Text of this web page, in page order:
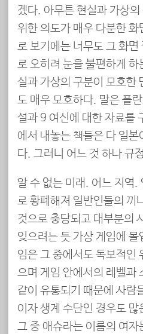
겠다. 아무튼 현실과 가상의
위한 의도가 매우 다분한
로 보기에는 너무도 그 화면
로 오히려 눈을 불편하게
실과 가상의 구분이 모호한
도 매우 모호하다. 말은 폴
설과 9 여신에 대한 자료를
에서 내놓는 책들은 다 일
다. 그러니 어느 것 하나 규
알 수 없는 미래. 어느 지역.
로 황폐해져 일반인들의 끼
것으로 충당되고 대부분의
잊으려는 듯 가상 게임에 몰
임은 그 중에서도 독보적인
으며 게임 안에서의 레벨과
같이 유통되기 때문에 사람
이자 생계 수단인 경우도 많
그 중 애슈라는 이름의 여자